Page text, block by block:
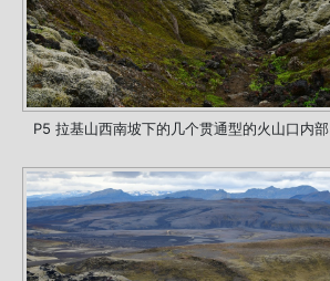
P5 拉基山西南坡下的几个贯通型的火山口内部